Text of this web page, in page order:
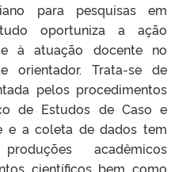
para pesquisas em
oportuniza a ação
à atuação docente no
orientador. Trata-se de
pelos procedimentos
de Estudos de Caso e
e a coleta de dados tem
acadêmicos
científicos bem como